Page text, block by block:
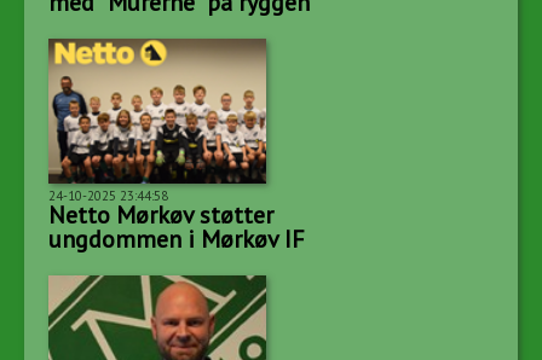
24-10-2025 23:44:58
Netto Mørkøv støtter
ungdommen i Mørkøv IF